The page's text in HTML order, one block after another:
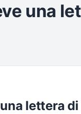
una
lettera